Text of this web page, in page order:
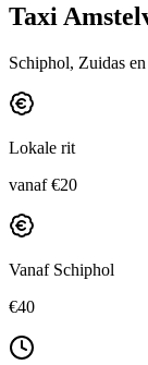
Taxi
Schiphol, Zuidas
Lokale rit
vanaf €20
Vanaf Schiphol
€40